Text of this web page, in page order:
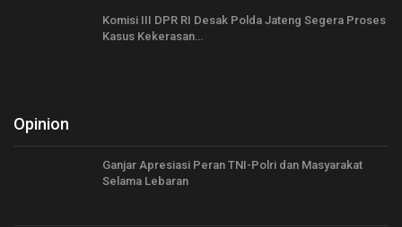
Komisi III DPR RI Desak Polda Jateng Segera Proses
Kasus Kekerasan…
Opinion
Ganjar Apresiasi Peran TNI-Polri dan Masyarakat
Selama Lebaran